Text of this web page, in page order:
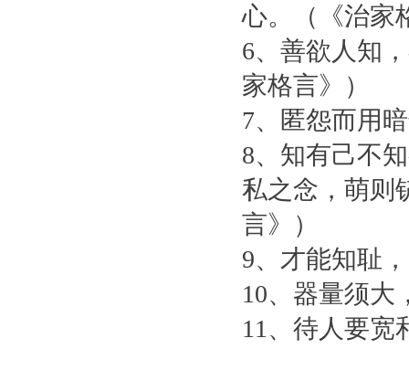
心。（《治家
6、善欲人知
家格言》）
7、匿怨而用
8、知有己不
私之念，萌则
言》）
9、才能知耻
10、器量须大
11、待人要宽